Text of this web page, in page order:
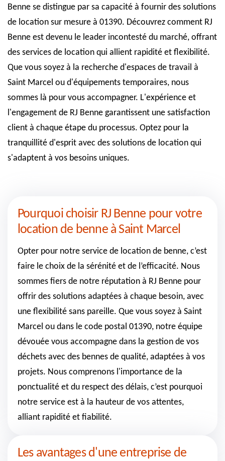
Benne se distingue par sa capacité à fournir des solutions
de location sur mesure à 01390. Découvrez comment RJ
Benne est devenu le leader incontesté du marché, offrant
des services de location qui allient rapidité et flexibilité.
Que vous soyez à la recherche d'espaces de travail à
Saint Marcel ou d'équipements temporaires, nous
sommes là pour vous accompagner. L'expérience et
l'engagement de RJ Benne garantissent une satisfaction
client à chaque étape du processus. Optez pour la
tranquillité d'esprit avec des solutions de location qui
s'adaptent à vos besoins uniques.
Pourquoi choisir RJ Benne pour votre
location de benne à Saint Marcel
Opter pour notre service de location de benne, c’est
faire le choix de la sérénité et de l’efficacité. Nous
sommes fiers de notre réputation à RJ Benne pour
offrir des solutions adaptées à chaque besoin, avec
une flexibilité sans pareille. Que vous soyez à Saint
Marcel ou dans le code postal 01390, notre équipe
dévouée vous accompagne dans la gestion de vos
déchets avec des bennes de qualité, adaptées à vos
projets. Nous comprenons l'importance de la
ponctualité et du respect des délais, c’est pourquoi
notre service est à la hauteur de vos attentes,
alliant rapidité et fiabilité.
Les avantages d'une entreprise de